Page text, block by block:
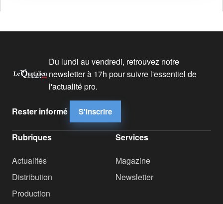
Du lundi au vendredi, retrouvez notre
newsletter à 17h pour suivre l'essentiel de
l'actualité pro.
Rester informé S'inscrire
Rubriques
Actualités
Distribution
Production
Services
Magazine
Newsletter